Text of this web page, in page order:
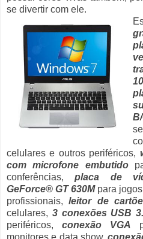
se divertir com ele.
celulares e outros periféricos,
com microfone embutido
conferências,placa de
GeForce® GT 630Mpara jogos
profissionais,leitor de
celulares, 3 conexões USB
periféricos, conexão VGA